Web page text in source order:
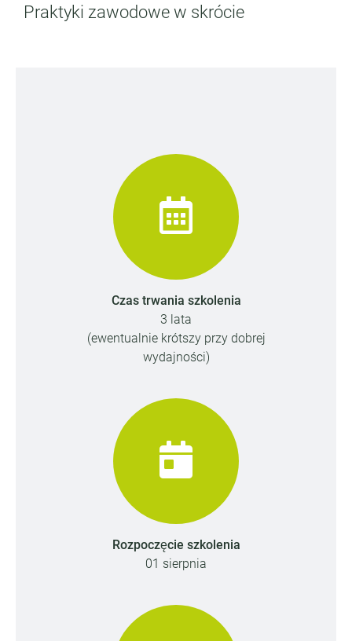
Praktyki zawodowe w skrócie
Czas trwania szkolenia
3 lata
(ewentualnie krótszy przy dobrej
wydajności)
Rozpoczęcie szkolenia
01 sierpnia